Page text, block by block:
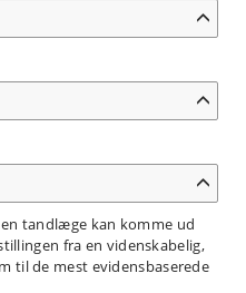
tandlæge kan komme ud
fra en videnskabelig,
til de mest evidensbaserede